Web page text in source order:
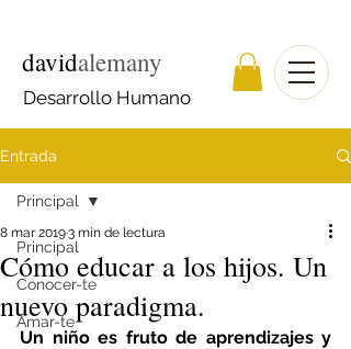
Desarrollo Humano
davidalemany
Entrada
Principal
Conocer-te
Amar-te
Principal
Cómo educar a los hijos. Un
nuevo paradigma.
8 mar 20193 min de lectura
Un niño es fruto de aprendizajes y